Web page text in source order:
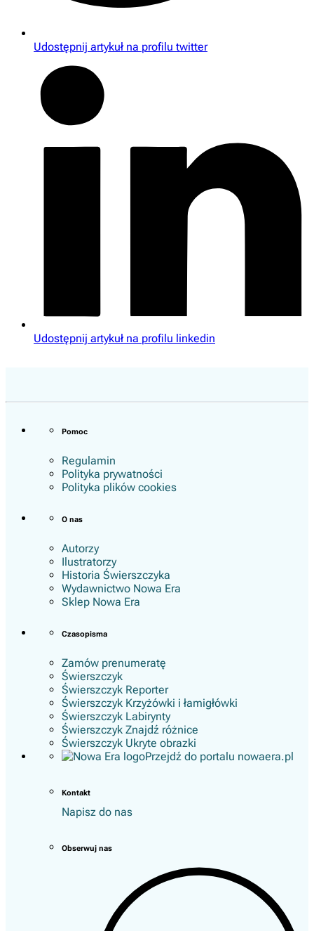
Udostępnij artykuł na profilu twitter
Udostępnij artykuł na profilu linkedin
Pomoc
Regulamin
Polityka prywatności
Polityka plików cookies
O nas
Autorzy
Ilustratorzy
Historia Świerszczyka
Wydawnictwo Nowa Era
Sklep Nowa Era
Czasopisma
Zamów prenumeratę
Świerszczyk
Świerszczyk Reporter
Świerszczyk Krzyżówki i łamigłówki
Świerszczyk Labirynty
Świerszczyk Znajdź różnice
Świerszczyk Ukryte obrazki
Przejdź do portalu nowaera.pl
Kontakt
Napisz do nas
Obserwuj nas